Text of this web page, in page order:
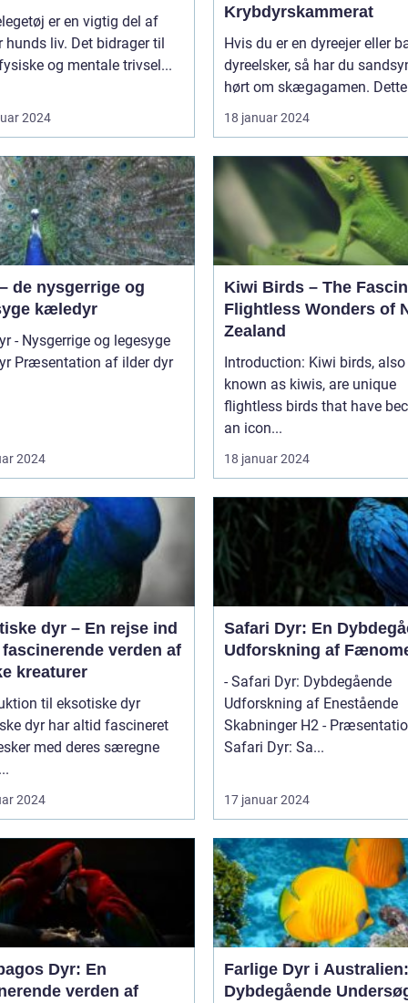
er en vigtig del af
hunds liv. Det bidrager til
og mentale trivsel...
2024
Krybdyrskammerat
Hvis du er en dyreejer eller
dyreelsker, så har du
hørt om skægagamen.
18 januar 2024
de nysgerrige og
kæledyr
- Nysgerrige og legesyge
dyr
2024
Kiwi Birds – The
Flightless Wonders of
Zealand
Introduction: Kiwi birds, also
known as kiwis, are unique
flightless birds that have
an icon...
18 januar 2024
dyr – En rejse ind
verden af
kreaturer
til eksotiske dyr
dyr har altid fascineret
med deres særegne
2024
Safari Dyr: En
Udforskning af
- Safari Dyr: Dybdegående
Udforskning af Enestående
Skabninger H2 - Præsentation af
Safari Dyr: Sa...
17 januar 2024
Dyr: En
verden af
Farlige Dyr i
Dybdegående